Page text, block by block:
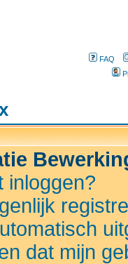
FAQ
inloggen?
dat mijn